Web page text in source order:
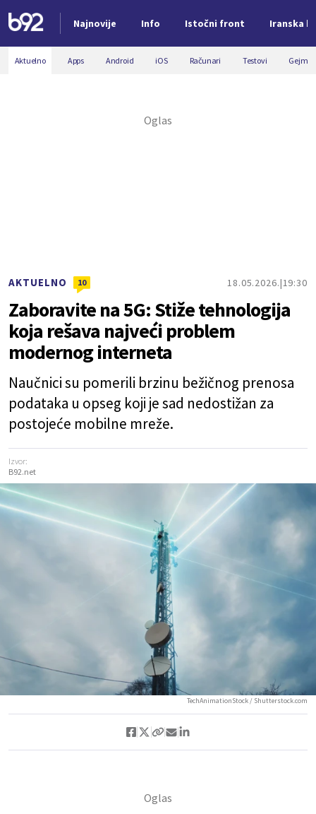
Najnovije Info Istočni front Iranska
Nova vest
Aktuelno Apps Android iOS Računari Testovi
AKTUELNO 10 18.05.2026. 19:30
Zaboravite na 5G: Stiže tehnologija
koja rešava najveći problem
modernog interneta
Naučnici su pomerili brzinu bežičnog prenosa
podataka u opseg koji je sad nedostižan za
postojeće mobilne mreže.
Izvor:
B92.net
TechAnimationStock / Shutterstock.com